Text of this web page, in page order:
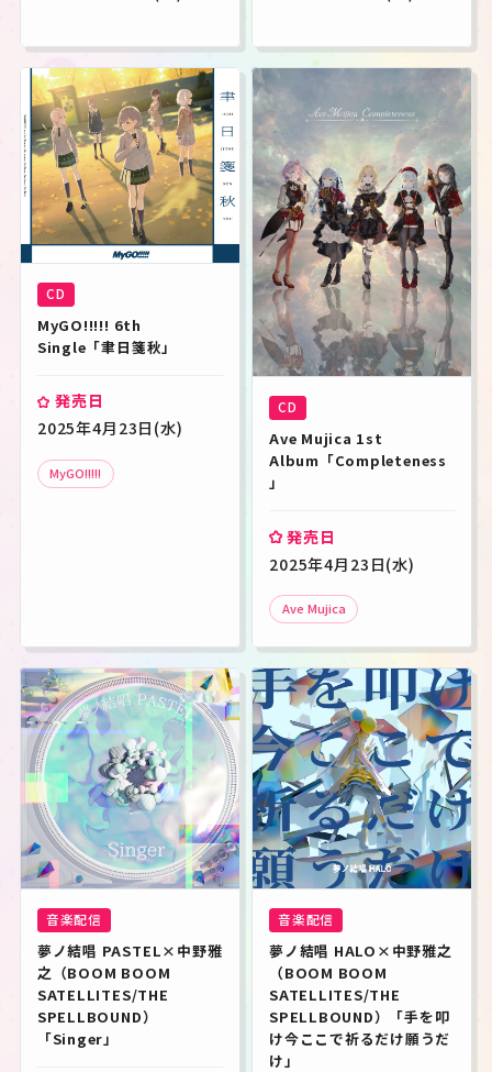
CD
MyGO!!!!! 6th
Single「聿日箋秋」
発売日
2025年4月23日(水)
MyGO!!!!!
CD
Ave Mujica 1st
Album「Completeness
」
発売日
2025年4月23日(水)
Ave Mujica
音楽配信
夢ノ結唱 PASTEL×中野雅
之（BOOM BOOM
SATELLITES/THE
SPELLBOUND）
「Singer」
音楽配信
夢ノ結唱 HALO×中野雅之
（BOOM BOOM
SATELLITES/THE
SPELLBOUND）「手を叩
け今ここで祈るだけ願うだ
け」